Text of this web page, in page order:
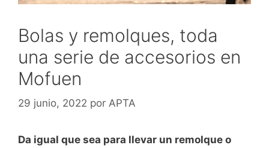
Bolas y remolques, toda
una serie de accesorios en
Mofuen
29 junio, 2022 por APTA
Da igual que sea para llevar un remolque o